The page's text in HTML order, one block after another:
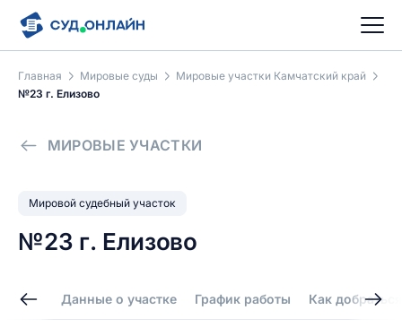
Главная Мировые суды
Мировые участки Камчатский край
№23 г. Елизово
МИРОВЫЕ УЧАСТКИ
Мировой судебный участок
№23 г. Елизово
Данные о участке График работы Как добраться